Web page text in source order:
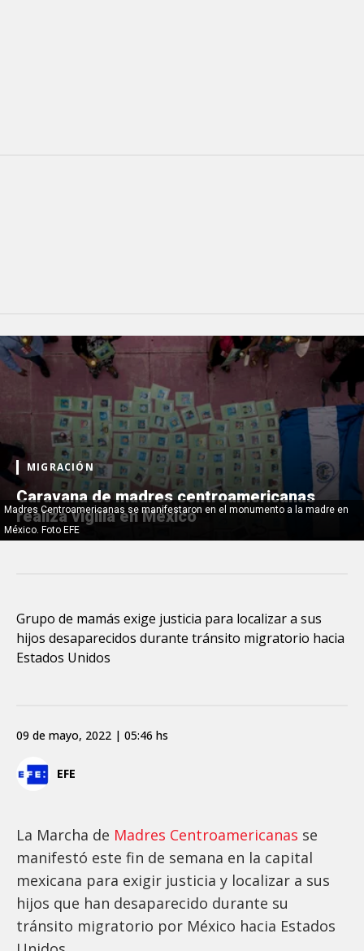
Madres Centroamericanas se manifestaron en el monumento a la madre en
México. Foto EFE
MIGRACIÓN
Caravana de madres centroamericanas
realiza vigilia en México
Grupo de mamás exige justicia para localizar a sus
hijos desaparecidos durante tránsito migratorio hacia
Estados Unidos
EFE
09 de mayo, 2022 | 05:46 hs
La Marcha de Madres Centroamericanas se
manifestó este fin de semana en la capital
mexicana para exigir justicia y localizar a sus
hijos que han desaparecido durante su
tránsito migratorio por México hacia Estados